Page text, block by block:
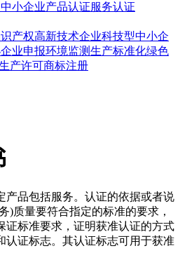
小企业产品认证服务认证
产权高新技术企业科技型中小企
业申报环境监测生产标准化绿色
产许可商标注册
产品包括服务。认证的依据或者说
)质量要符合指定的标准的要求，
证标准要求，证明获准认证的方式
认证标志。其认证标志可用于获准